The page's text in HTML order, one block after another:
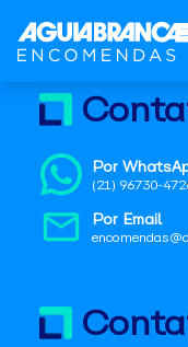
Por
(21) 96730-
Por Email